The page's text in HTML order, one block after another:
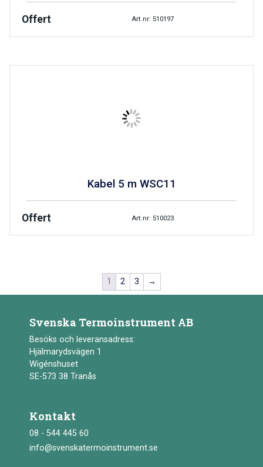
Offert Art.nr: 510197
Kabel 5 m WSC11
Offert Art.nr: 510023
1 2 3 →
Svenska Termoinstrument AB
Besöks och leveransadress:
Hjälmarydsvägen 1
Wigénshuset
SE-573 38 Tranås
Kontakt
08 - 544 445 60
info@svenskatermoinstrument.se